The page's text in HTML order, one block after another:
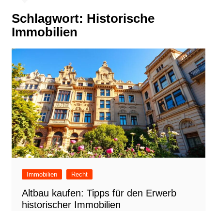
Schlagwort: Historische
Immobilien
Immobilien Recht
Altbau kaufen: Tipps für den Erwerb
historischer Immobilien